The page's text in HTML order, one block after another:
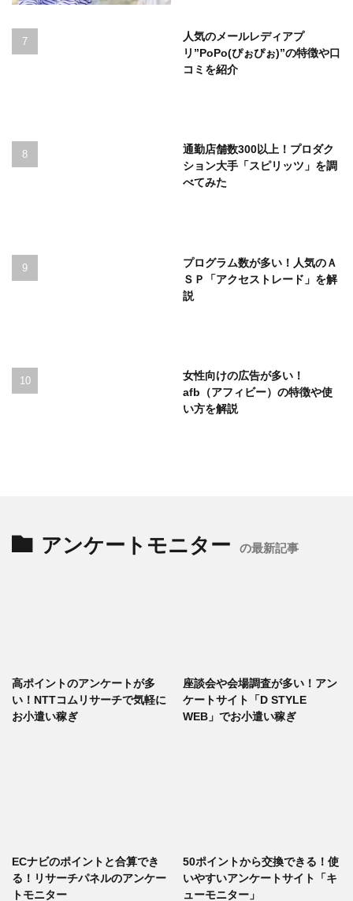
人気のメールレディアプ
リ”PoPo(ぴぉぴぉ)”の特徴や口
コミを紹介
通勤店舗数300以上！プロダク
ション大手「スピリッツ」を調
べてみた
プログラム数が多い！人気のＡ
ＳＰ「アクセストレード」を解
説
女性向けの広告が多い！
afb（アフィビー）の特徴や使
い方を解説
アンケートモニター の最新記事
高ポイントのアンケートが多
い！NTTコムリサーチで気軽に
お小遣い稼ぎ
座談会や会場調査が多い！アン
ケートサイト「D STYLE
WEB」でお小遣い稼ぎ
ECナビのポイントと合算でき
る！リサーチパネルのアンケー
トモニター
50ポイントから交換できる！使
いやすいアンケートサイト「キ
ューモニター」